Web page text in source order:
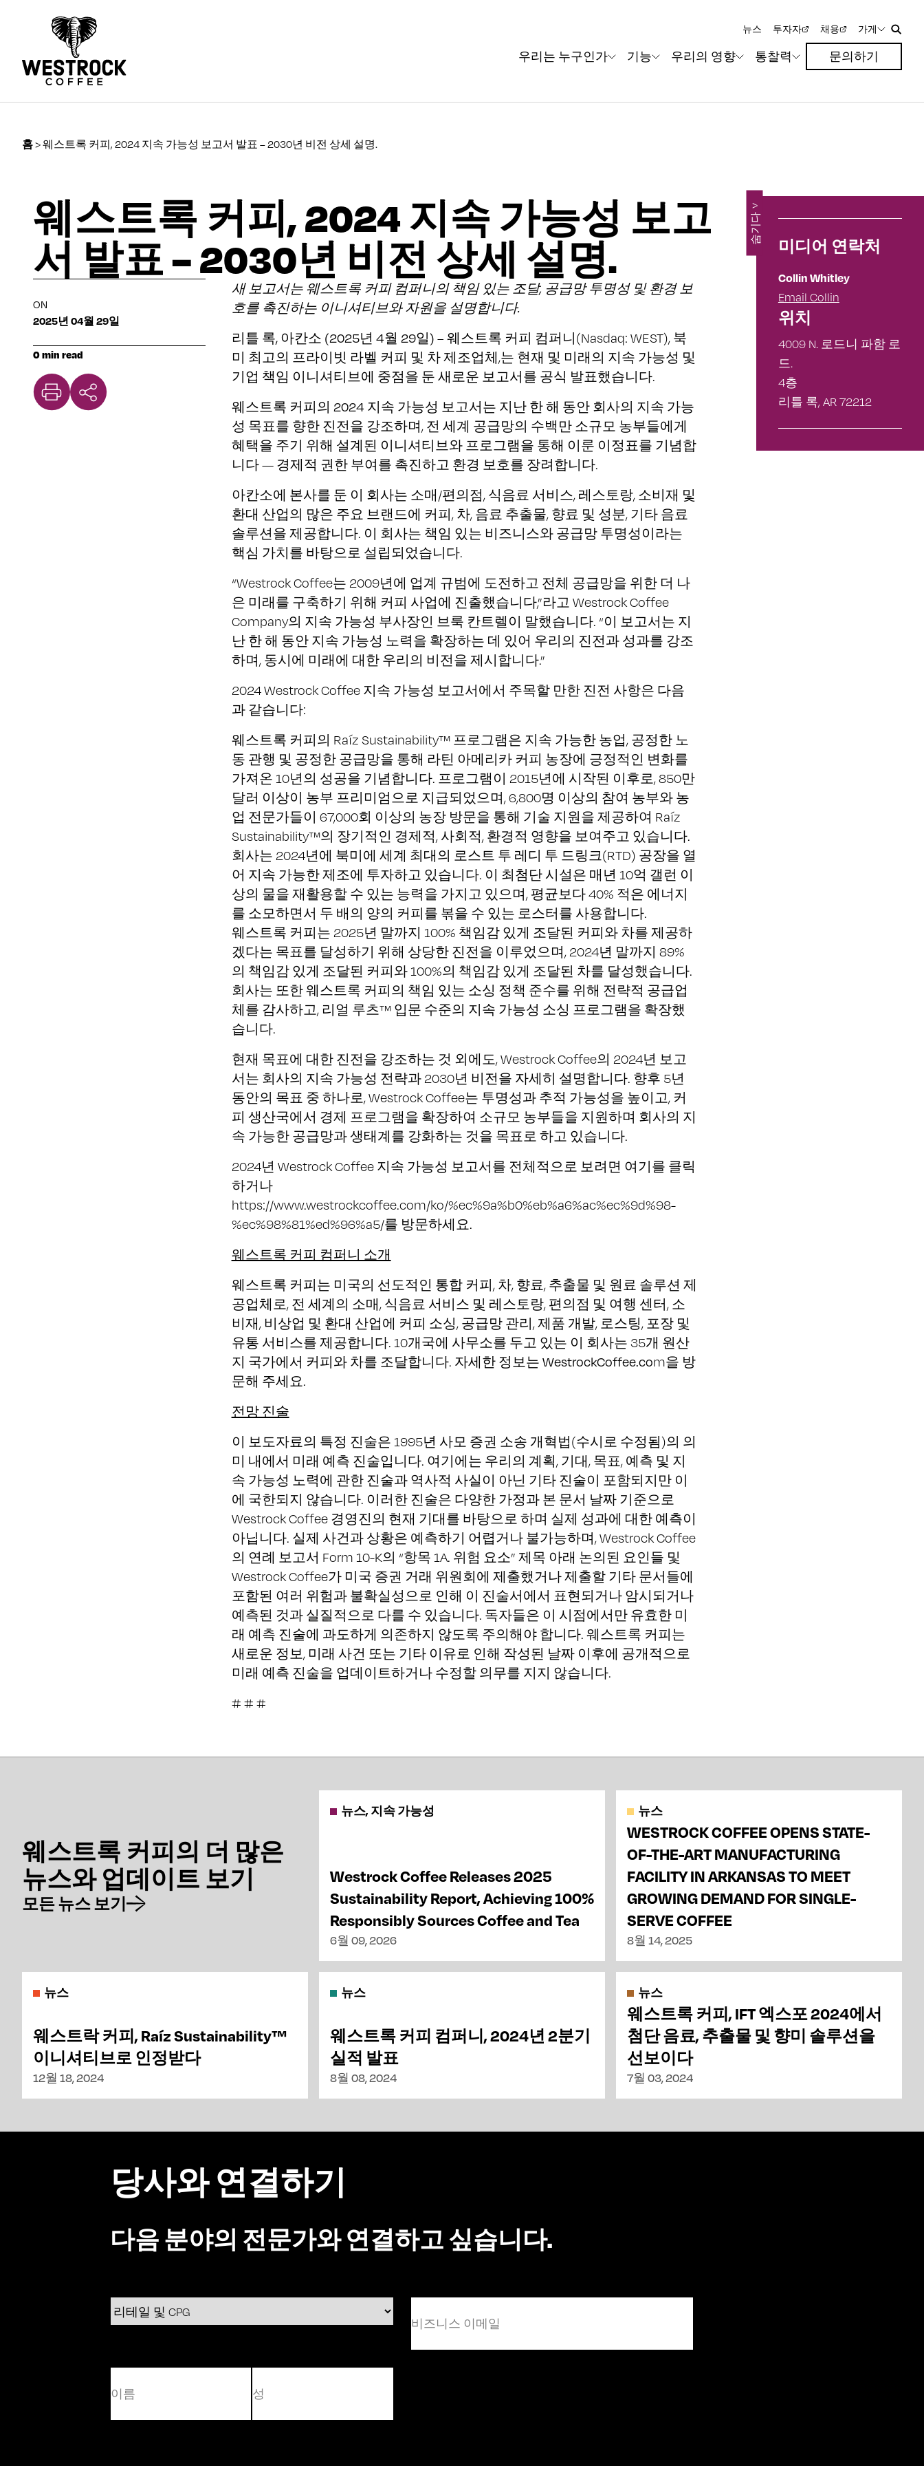
뉴스 투자자 채용 가게
우리는 누구인가 기능 우리의 영향 통찰력 문의하기
홈>웨스트록 커피, 2024 지속 가능성 보고서 발표 – 2030년 비전 상세 설명.
웨스트록 커피, 2024 지속 가능성 보고
서 발표 – 2030년 비전 상세 설명.
ON
2025년 04월 29일
0 min read
새 보고서는 웨스트록 커피 컴퍼니의 책임 있는 조달, 공급망 투명성 및 환경 보
호를 촉진하는 이니셔티브와 자원을 설명합니다.
리틀 록, 아칸소 (2025년 4월 29일) – 웨스트록 커피 컴퍼니 (Nasdaq: WEST), 북
미 최고의 프라이빗 라벨 커피 및 차 제조업체,는 현재 및 미래의 지속 가능성 및
기업 책임 이니셔티브에 중점을 둔 새로운 보고서를 공식 발표했습니다.
웨스트록 커피의 2024 지속 가능성 보고서는 지난 한 해 동안 회사의 지속 가능
성 목표를 향한 진전을 강조하며, 전 세계 공급망의 수백만 소규모 농부들에게
혜택을 주기 위해 설계된 이니셔티브와 프로그램을 통해 이룬 이정표를 기념합
니다 — 경제적 권한 부여를 촉진하고 환경 보호를 장려합니다.
아칸소에 본사를 둔 이 회사는 소매/편의점, 식음료 서비스, 레스토랑, 소비재 및
환대 산업의 많은 주요 브랜드에 커피, 차, 음료 추출물, 향료 및 성분, 기타 음료
솔루션을 제공합니다. 이 회사는 책임 있는 비즈니스와 공급망 투명성이라는
핵심 가치를 바탕으로 설립되었습니다.
“Westrock Coffee는 2009년에 업계 규범에 도전하고 전체 공급망을 위한 더 나
은 미래를 구축하기 위해 커피 사업에 진출했습니다,”라고 Westrock Coffee
Company의 지속 가능성 부사장인 브룩 칸트렐이 말했습니다. “이 보고서는 지
난 한 해 동안 지속 가능성 노력을 확장하는 데 있어 우리의 진전과 성과를 강조
하며, 동시에 미래에 대한 우리의 비전을 제시합니다.”
2024 Westrock Coffee 지속 가능성 보고서에서 주목할 만한 진전 사항은 다음
과 같습니다:
웨스트록 커피의 Raíz Sustainability™ 프로그램은 지속 가능한 농업, 공정한 노
동 관행 및 공정한 공급망을 통해 라틴 아메리카 커피 농장에 긍정적인 변화를
가져온 10년의 성공을 기념합니다. 프로그램이 2015년에 시작된 이후로, 850만
달러 이상이 농부 프리미엄으로 지급되었으며, 6,800명 이상의 참여 농부와 농
업 전문가들이 67,000회 이상의 농장 방문을 통해 기술 지원을 제공하여 Raíz
Sustainability™의 장기적인 경제적, 사회적, 환경적 영향을 보여주고 있습니다.
회사는 2024년에 북미에 세계 최대의 로스트 투 레디 투 드링크(RTD) 공장을 열
어 지속 가능한 제조에 투자하고 있습니다. 이 최첨단 시설은 매년 10억 갤런 이
상의 물을 재활용할 수 있는 능력을 가지고 있으며, 평균보다 40% 적은 에너지
를 소모하면서 두 배의 양의 커피를 볶을 수 있는 로스터를 사용합니다.
웨스트록 커피는 2025년 말까지 100% 책임감 있게 조달된 커피와 차를 제공하
겠다는 목표를 달성하기 위해 상당한 진전을 이루었으며, 2024년 말까지 89%
의 책임감 있게 조달된 커피와 100%의 책임감 있게 조달된 차를 달성했습니다.
회사는 또한 웨스트록 커피의 책임 있는 소싱 정책 준수를 위해 전략적 공급업
체를 감사하고, 리얼 루츠™ 입문 수준의 지속 가능성 소싱 프로그램을 확장했
습니다.
현재 목표에 대한 진전을 강조하는 것 외에도, Westrock Coffee의 2024년 보고
서는 회사의 지속 가능성 전략과 2030년 비전을 자세히 설명합니다. 향후 5년
동안의 목표 중 하나로, Westrock Coffee는 투명성과 추적 가능성을 높이고, 커
피 생산국에서 경제 프로그램을 확장하여 소규모 농부들을 지원하며 회사의 지
속 가능한 공급망과 생태계를 강화하는 것을 목표로 하고 있습니다.
2024년 Westrock Coffee 지속 가능성 보고서를 전체적으로 보려면 여기 를 클릭
하거나
https://www.westrockcoffee.com/ko/%ec%9a%b0%eb%a6%ac%ec%9d%98-
%ec%98%81%ed%96%a5/를 방문하세요.
웨스트록 커피 컴퍼니 소개
웨스트록 커피는 미국의 선도적인 통합 커피, 차, 향료, 추출물 및 원료 솔루션 제
공업체로, 전 세계의 소매, 식음료 서비스 및 레스토랑, 편의점 및 여행 센터, 소
비재, 비상업 및 환대 산업에 커피 소싱, 공급망 관리, 제품 개발, 로스팅, 포장 및
유통 서비스를 제공합니다. 10개국에 사무소를 두고 있는 이 회사는 35개 원산
지 국가에서 커피와 차를 조달합니다. 자세한 정보는 WestrockCoffee.com을 방
문해 주세요.
전망 진술
이 보도자료의 특정 진술은 1995년 사모 증권 소송 개혁법(수시로 수정됨)의 의
미 내에서 미래 예측 진술입니다. 여기에는 우리의 계획, 기대, 목표, 예측 및 지
속 가능성 노력에 관한 진술과 역사적 사실이 아닌 기타 진술이 포함되지만 이
에 국한되지 않습니다. 이러한 진술은 다양한 가정과 본 문서 날짜 기준으로
Westrock Coffee 경영진의 현재 기대를 바탕으로 하며 실제 성과에 대한 예측이
아닙니다. 실제 사건과 상황은 예측하기 어렵거나 불가능하며, Westrock Coffee
의 연례 보고서 Form 10-K의 “항목 1A. 위험 요소” 제목 아래 논의된 요인들 및
Westrock Coffee가 미국 증권 거래 위원회에 제출했거나 제출할 기타 문서들에
포함된 여러 위험과 불확실성으로 인해 이 진술서에서 표현되거나 암시되거나
예측된 것과 실질적으로 다를 수 있습니다. 독자들은 이 시점에서만 유효한 미
래 예측 진술에 과도하게 의존하지 않도록 주의해야 합니다. 웨스트록 커피는
새로운 정보, 미래 사건 또는 기타 이유로 인해 작성된 날짜 이후에 공개적으로
미래 예측 진술을 업데이트하거나 수정할 의무를 지지 않습니다.
# # #
숨기다
>
미디어 연락처
Collin Whitley
Email Collin
위치
4009 N. 로드니 파함 로
드.
4층
리틀 록, AR 72212
웨스트록 커피의 더 많은
뉴스와 업데이트 보기
모든 뉴스 보기
뉴스, 지속 가능성
Westrock Coffee Releases 2025
Sustainability Report, Achieving 100%
Responsibly Sources Coffee and Tea
6월 09, 2026
뉴스
WESTROCK COFFEE OPENS STATE-
OF-THE-ART MANUFACTURING
FACILITY IN ARKANSAS TO MEET
GROWING DEMAND FOR SINGLE-
SERVE COFFEE
8월 14, 2025
뉴스
웨스트락 커피, Raíz Sustainability™
이니셔티브로 인정받다
12월 18, 2024
뉴스
웨스트록 커피 컴퍼니, 2024년 2분기
실적 발표
8월 08, 2024
뉴스
웨스트록 커피, IFT 엑스포 2024에서
첨단 음료, 추출물 및 향미 솔루션을
선보이다
7월 03, 2024
당사와 연결하기
다음 분야의 전문가와 연결하고 싶습니다.
즈
스
수)